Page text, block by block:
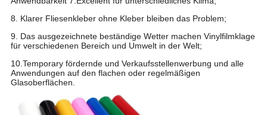
8. Klarer Fliesenkleber ohne Kleber bleiben das Problem;
9. Das ausgezeichnete beständige Wetter machen Vinylfilmklage
für verschiedenen Bereich und Umwelt in der Welt;
10.Temporary fördernde und Verkaufsstellenwerbung und alle
Anwendungen auf den flachen oder regelmäßigen
Glasoberflächen.